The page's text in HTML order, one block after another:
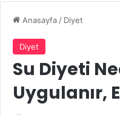
Anasayfa/ Diyet
Diyet
Su Diyeti
Uygulanır,